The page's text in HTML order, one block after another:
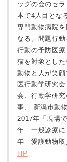
ッグの会のセ
本で4人目とな
専門動物病院
なる。問題行
行動の予防医
猫を対象とした
動物と人が笑
医行動学研究
会、行動学研
事、 新潟市動
2017年「現場
年 一般診療に
年 愛護動物取
HP